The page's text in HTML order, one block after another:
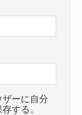
ーに自分
する。